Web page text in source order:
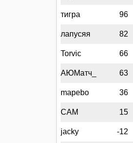
тигра 96
лапусяя 82
Torvic 66
АЮМатч_ 63
mapebo 36
CAM 15
jacky -12